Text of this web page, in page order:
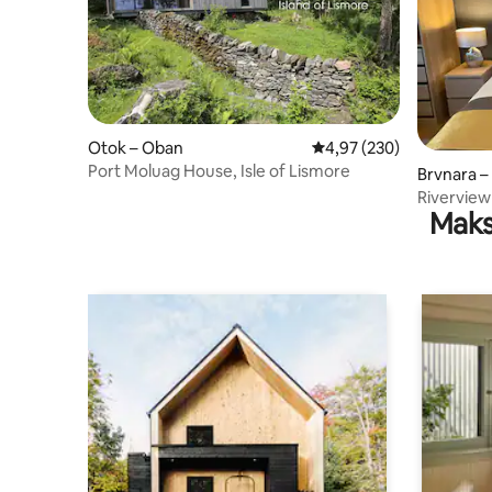
Otok – Oban Prosječna ocjena: 4,97/
4,97 (230)
Port Moluag House, Isle of Lismore
Brvnara
kada